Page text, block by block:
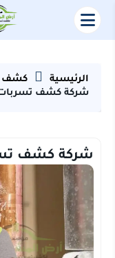
الرئيسية
كشف
شركة كشف تسربات
شركة كشف